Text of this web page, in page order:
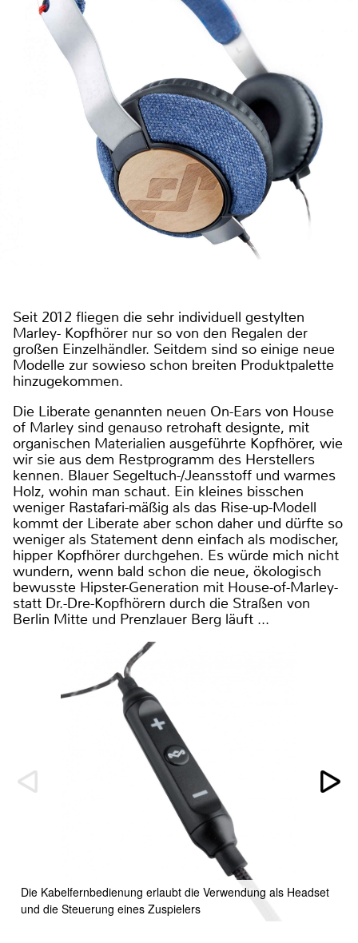
Seit 2012 fliegen die sehr individuell gestylten
Marley- Kopfhörer nur so von den Regalen der
großen Einzelhändler. Seitdem sind so einige neue
Modelle zur sowieso schon breiten Produktpalette
hinzugekommen.
Die Liberate genannten neuen On-Ears von House
of Marley sind genauso retrohaft designte, mit
organischen Materialien ausgeführte Kopfhörer, wie
wir sie aus dem Restprogramm des Herstellers
kennen. Blauer Segeltuch-/Jeansstoff und warmes
Holz, wohin man schaut. Ein kleines bisschen
weniger Rastafari-mäßig als das Rise-up-Modell
kommt der Liberate aber schon daher und dürfte so
weniger als Statement denn einfach als modischer,
hipper Kopfhörer durchgehen. Es würde mich nicht
wundern, wenn bald schon die neue, ökologisch
bewusste Hipster-Generation mit House-of-Marley-
statt Dr.-Dre-Kopfhörern durch die Straßen von
Berlin Mitte und Prenzlauer Berg läuft ...
Die Kabelfernbedienung erlaubt die Verwendung als Headset
und die Steuerung eines Zuspielers